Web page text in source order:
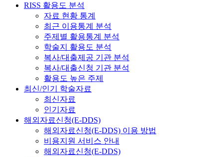
RISS 활용도 분석
자료 현황 통계
최근 이용통계 분석
주제별 활용통계 분석
학술지 활용도 분석
복사/대출제공 기관 분석
복사/대출신청 기관 분석
활용도 높은 주제
최신/인기 학술자료
최신자료
인기자료
해외자료신청(E-DDS)
해외자료신청(E-DDS) 이용 방법
비용지원 서비스 안내
해외자료신청(E-DDS)